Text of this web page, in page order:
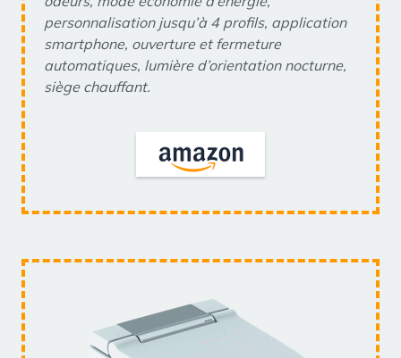
personnalisation jusqu’à 4 profils, application
smartphone, ouverture et fermeture
automatiques, lumière d’orientation nocturne,
siège chauffant.